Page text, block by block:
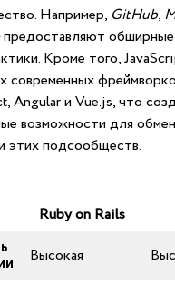
Например, GitHub,
предоставляют
Кроме того,
современных⁤
Angular и Vue.js,‌ что
возможности для
этих подсообществ.
Ruby on Rails
Высокая